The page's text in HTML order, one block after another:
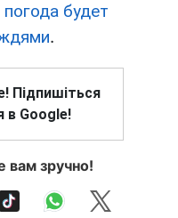
погода будет
.
Підпишіться
в Google!
вам зручно!